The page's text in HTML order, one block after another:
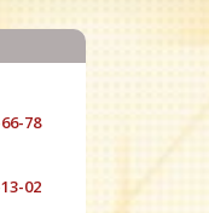
78
02